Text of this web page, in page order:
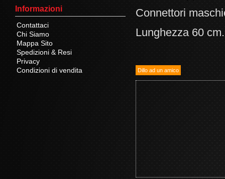
Informazioni
Contattaci
Chi Siamo
Mappa Sito
Spedizioni & Resi
Privacy
Condizioni di vendita
Connettori
Lunghezza 60 cm.